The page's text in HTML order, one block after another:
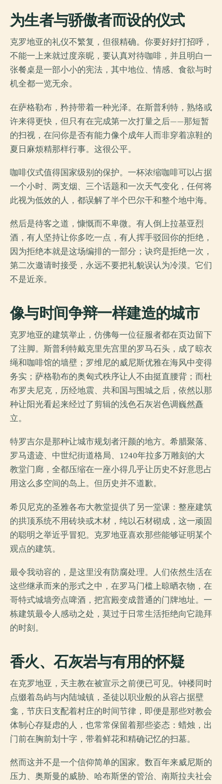
为生者与骄傲者而设的仪式
克罗地亚的礼仪不繁复，但很精确。你要好好打招呼，
不能一上来就过度亲昵，要认真对待咖啡，并且明白一
张餐桌是一部小小的宪法，其中地位、情感、食欲与时
机全都一览无余。
在萨格勒布，矜持带着一种光泽。在斯普利特，熟络或
许来得更快，但只有在完成第一次打量之后——那短暂
的扫视，在问你是否有能力像个成年人而非穿着凉鞋的
夏日麻烦精那样行事。这很公平。
咖啡仪式值得国家级别的保护。一杯浓缩咖啡可以占据
一个小时、两支烟、三个话题和一次天气变化，任何将
此视为低效的人，都误解了半个巴尔干和整个地中海。
然后是待客之道，慷慨而不卑微。有人倒上拉基亚烈
酒，有人坚持让你多吃一点，有人挥手驳回你的拒绝，
因为拒绝本就是这场编排的一部分；诀窍是拒绝一次，
第二次邀请时接受，永远不要把礼貌误认为冷漠。它们
不是近亲。
像与时间争辩一样建造的城市
克罗地亚的建筑举止，仿佛每一位征服者都在页边留下
了注脚。斯普利特戴克里先宫里的罗马石头，成了晾衣
绳和咖啡馆的墙壁；罗维尼的威尼斯优雅在海风中变得
务实；萨格勒布的奥匈式秩序让人不由挺直腰背；而杜
布罗夫尼克，历经地震、共和国与围城之后，依然以那
种让阳光看起来经过了剪辑的浅色石灰岩色调巍然矗
立。
特罗吉尔是那种让城市规划者汗颜的地方。希腊聚落、
罗马遗迹、中世纪街道格局、1240年拉多万雕刻的大
教堂门廊，全都压缩在一座小得几乎让历史不好意思占
用这么多空间的岛上。但历史并不道歉。
希贝尼克的圣雅各布大教堂提供了另一堂课：整座建筑
的拱顶系统不用砖块或木材，纯以石材砌成，这一顽固
的聪明之举近乎冒犯。克罗地亚喜欢那些能够证明某个
观点的建筑。
最令我动容的，是这里没有防腐处理。人们依然生活在
这些继承而来的形式之中，在罗马门槛上晾晒衣物，在
哥特式城墙旁点啤酒，把宫殿变成普通的门牌地址。一
栋建筑最令人感动之处，莫过于日常生活拒绝向它跪拜
的时刻。
香火、石灰岩与有用的怀疑
在克罗地亚，天主教在被宣示之前便已可见。钟楼同时
点缀着岛屿与内陆城镇，圣徒以职业般的从容占据壁
龛，节庆日支配着村庄的时间节律，即便是那些对教会
体制心存疑虑的人，也常常保留着那些姿态：蜡烛，出
门前在胸前划十字，带着鲜花和精确记忆的扫墓。
然而这并不是一个信仰简单的国家。数百年来威尼斯的
压力、奥斯曼的威胁、哈布斯堡的管治、南斯拉夫社会